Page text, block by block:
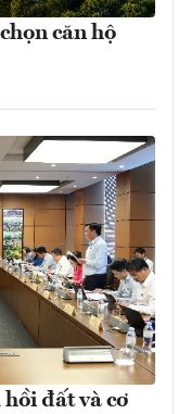
căn hộ
đất và cơ